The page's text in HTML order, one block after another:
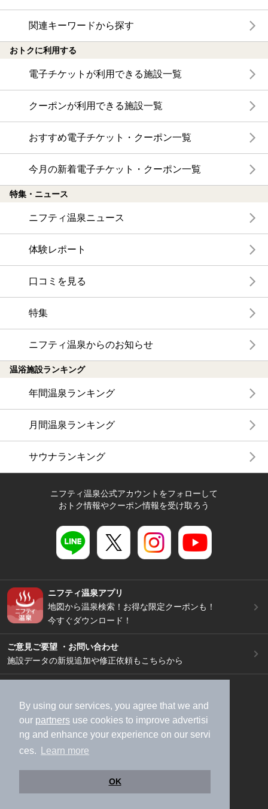
By using our services, you agree that we and
our partners use cookies to improve advertisi
ng and enhance your experience on our servi
ces.
Learn more
OK
関連キーワードから探す
おトクに利用する
電子チケットが利用できる施設一覧
クーポンが利用できる施設一覧
おすすめ電子チケット・クーポン一覧
今月の新着電子チケット・クーポン一覧
特集・ニュース
ニフティ温泉ニュース
体験レポート
口コミを見る
特集
ニフティ温泉からのお知らせ
温浴施設ランキング
年間温泉ランキング
月間温泉ランキング
サウナランキング
ニフティ温泉公式アカウントをフォローして
おトク情報やクーポン情報を受け取ろう
ニフティ温泉アプリ
地図から温泉検索！お得な限定クーポンも！
今すぐダウンロード！
ご意見ご要望 ・お問い合わせ
施設データの新規追加や修正依頼もこちらから
加盟店募集（資料請求）
広告出稿のご案内
利用規約
ライフスタイルMEMBERS+規約
特定商取引法に基づく表記
ヘルプ
採用情報
運営会社